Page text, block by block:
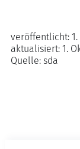
Quelle: sda
veröffentlicht:
aktualisiert: 1.